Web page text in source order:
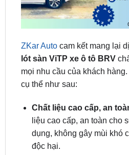
ZKar Autocam kết mang lại
mọi nhu cầu của khách
cụ thể như sau:
Chất liệu cao cấp, an
dụng, không gây mùi khó
độc hại.
Thiết kế chuẩn form xe,
lót sàn được thiết kế